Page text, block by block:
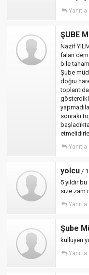
Yanıtla
ŞUBE
Nazif
falan
bile
Şube
doğru
sonraki
Yanıtla
yolcu /
5 yıldır
size zam
Yanıtla
Şube
küllüyen
Yanıtla